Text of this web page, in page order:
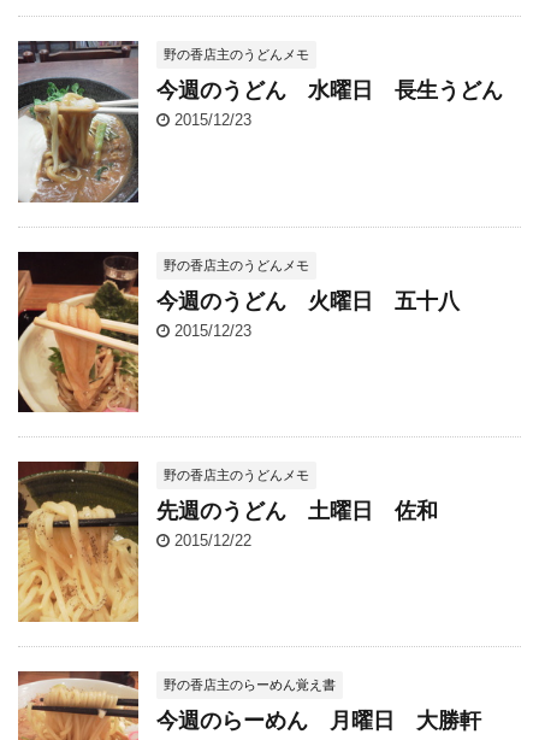
野の香店主のうどんメモ
今週のうどん 水曜日 長生うどん
2015/12/23
野の香店主のうどんメモ
今週のうどん 火曜日 五十八
2015/12/23
野の香店主のうどんメモ
先週のうどん 土曜日 佐和
2015/12/22
野の香店主のらーめん覚え書
今週のらーめん 月曜日 大勝軒